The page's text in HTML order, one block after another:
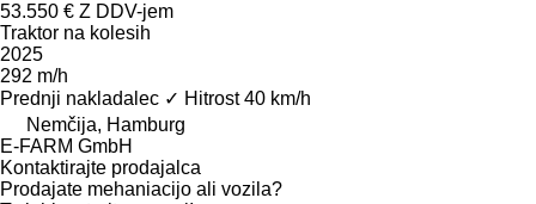
53.550 € Z DDV-jem
Traktor na kolesih
2025
292 m/h
Prednji nakladalec ✓ Hitrost 40 km/h
Nemčija, Hamburg
E-FARM GmbH
Kontaktirajte prodajalca
Prodajate mehaniacijo ali vozila?